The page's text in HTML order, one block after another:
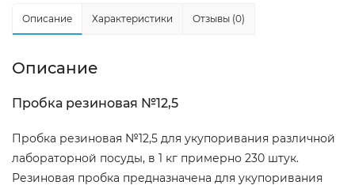
Описание Характеристики Отзывы (0)
Описание
Пробка резиновая №12,5
Пробка резиновая №12,5 для укупоривания различной
лабораторной посуды, в 1 кг примерно 230 штук.
Резиновая пробка предназначена для укупоривания